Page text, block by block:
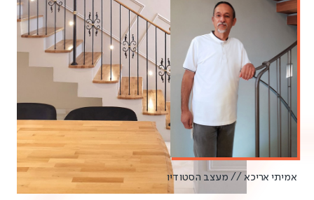
אמיתי אריכא // מעצב הסטודיו